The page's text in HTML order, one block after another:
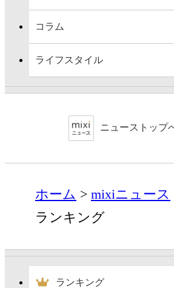
コラム
ライフスタイル
ニューストップ
ホーム mixiニュース
ランキング
ランキング